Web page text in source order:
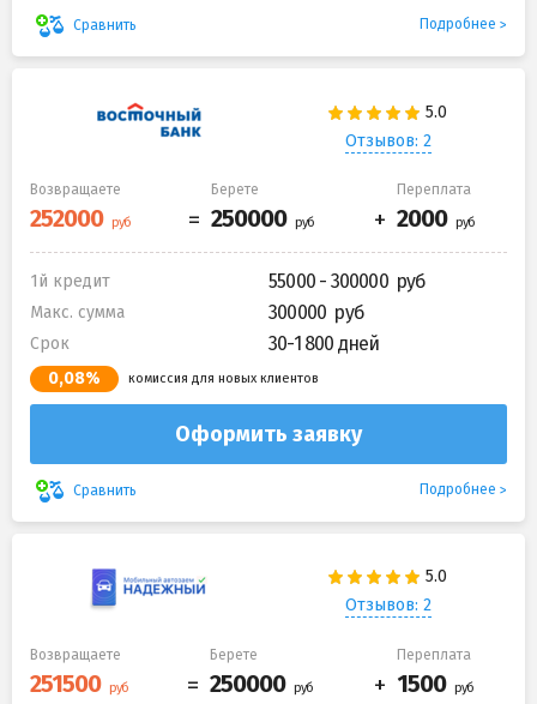
Сравнить Подробнее
Отзывов: 2
Возвращаете Берете Переплата
1й кредит 55000 - 300000
Макс. сумма 300000
Срок 30-1 800 дней
0,08% комиссия для новых клиентов
Оформить заявку
Сравнить Подробнее
Отзывов: 2
Возвращаете Берете Переплата